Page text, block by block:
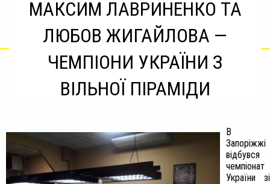
МАКСИМ ЛАВРИНЕНКО ТА
ЛЮБОВ ЖИГАЙЛОВА —
ЧЕМПІОНИ УКРАЇНИ З
ВІЛЬНОЇ ПІРАМІДИ
В
Запоріжжі
відбувся
чемпіонат
України зі